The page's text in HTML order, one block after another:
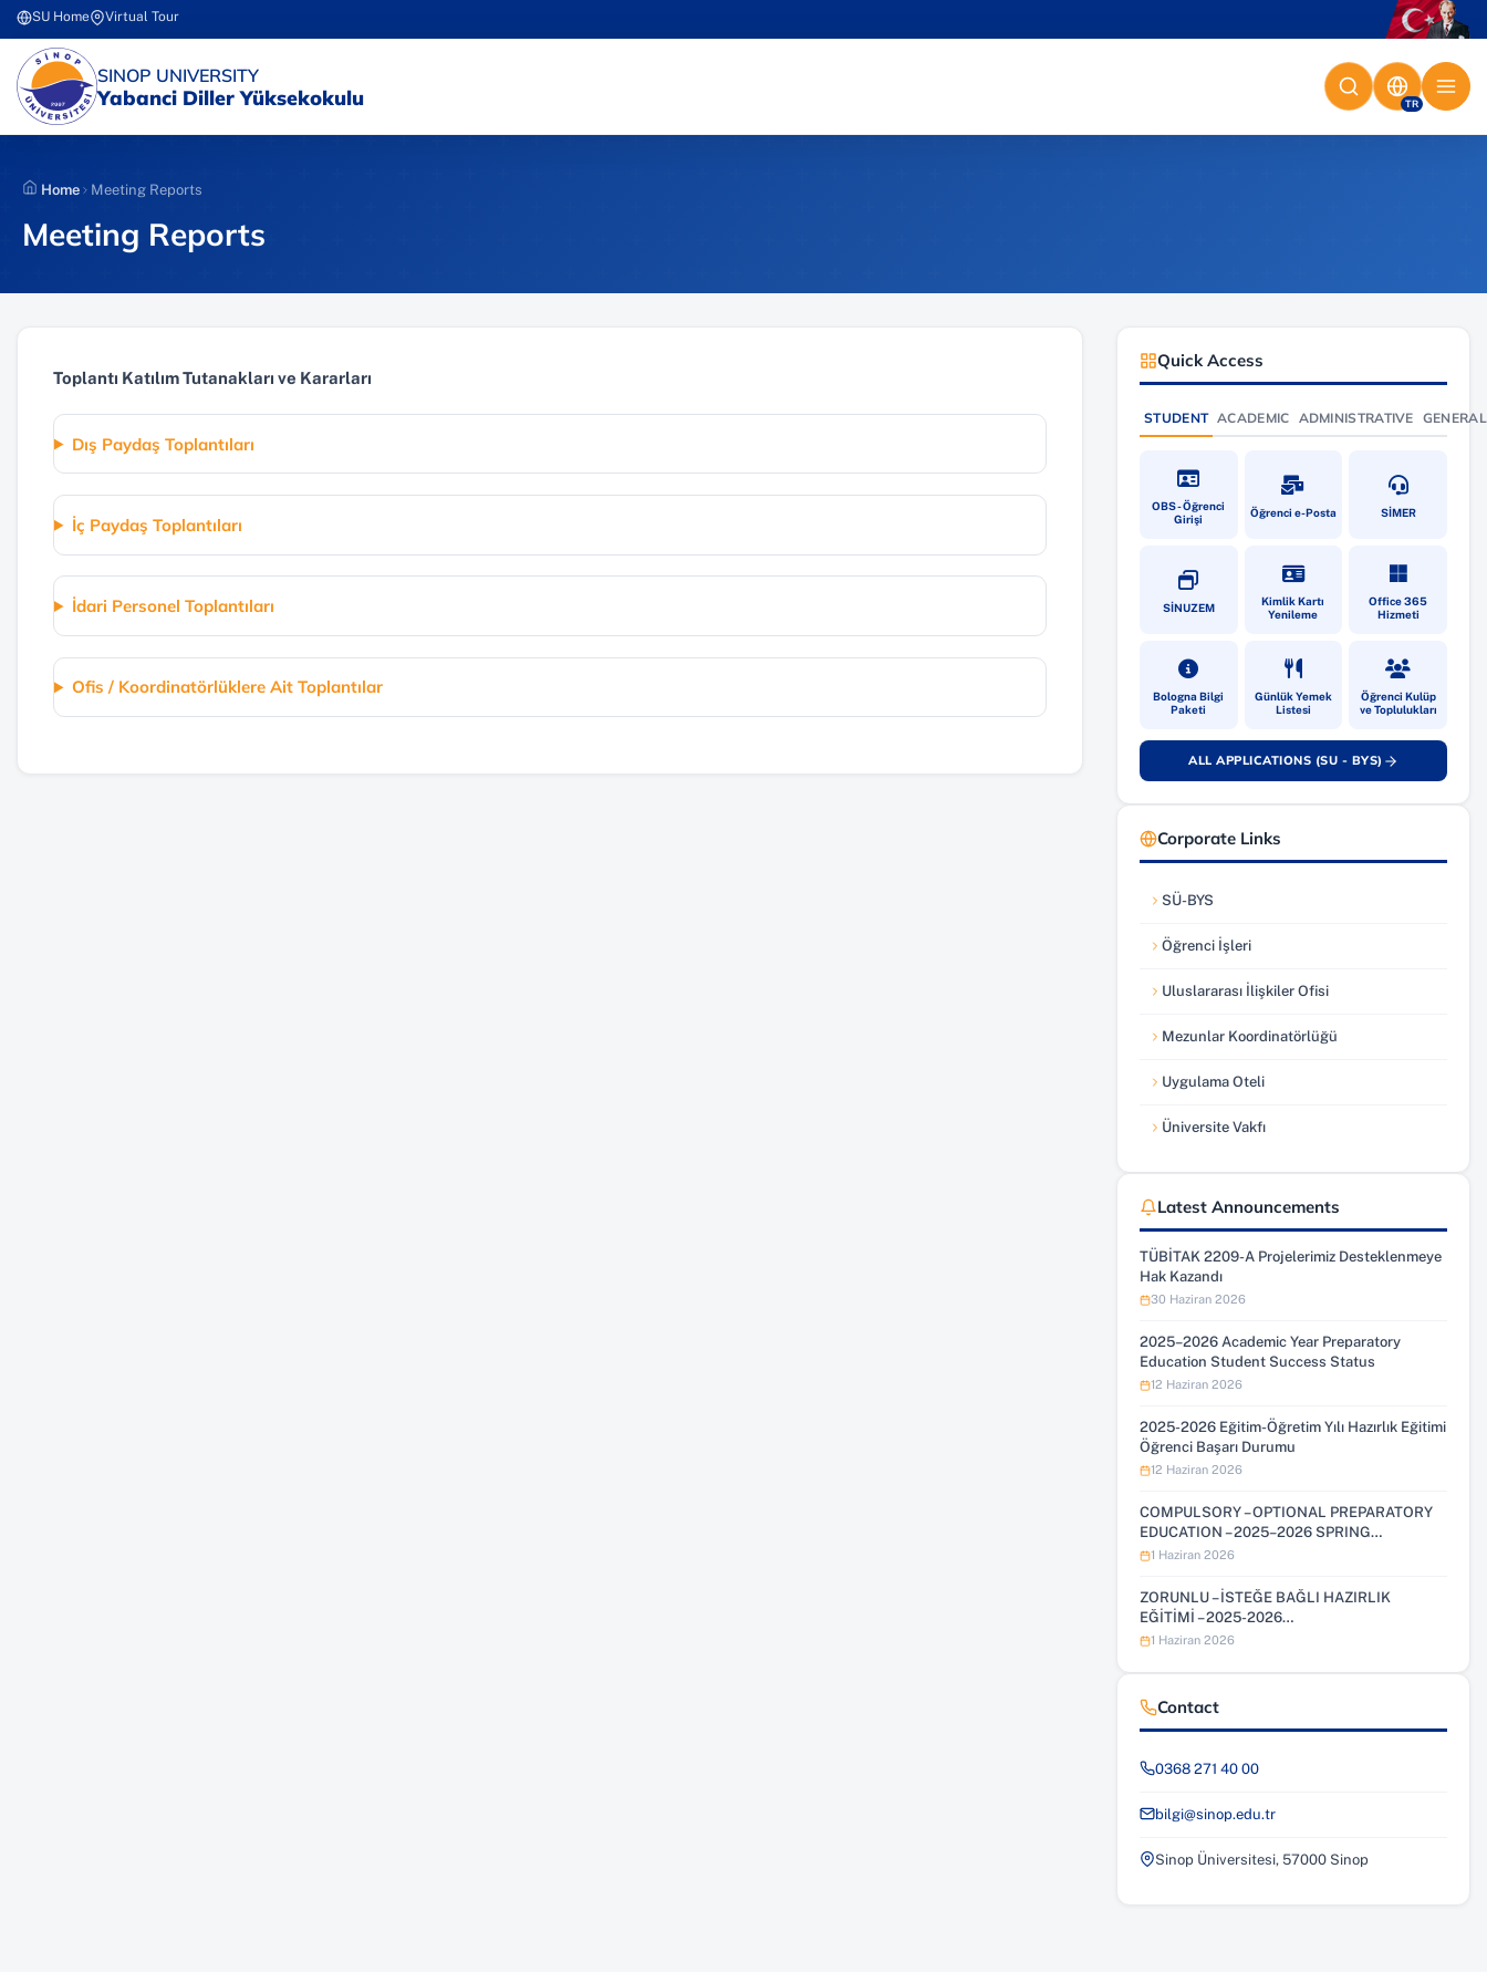
Skip
to
content
SU Home
(yeni sekmede açılır)
Virtual Tour
(yeni sekmede açılır)
SINOP UNIVERSITY(YENI SEKMEDE AÇILIR)
Yabanci Diller Yüksekokulu TR
Home Meeting Reports
Meeting Reports
Toplantı Katılım Tutanakları ve Kararları
Dış Paydaş Toplantıları
İç Paydaş Toplantıları
İdari Personel Toplantıları
Ofis / Koordinatörlüklere Ait Toplantılar
Quick Access
STUDENT ACADEMIC ADMINISTRATIVE GENERAL
OBS - Öğrenci
Girişi
(yeni sekmede açılır)
Öğrenci e-Posta(yeni sekmede açılır)
SİMER(yeni
SİNUZEM(yeni sekmede açılır)
Kimlik Kartı
Yenileme
(yeni sekmede açılır)
Office 365
Hizmeti
(yeni
Bologna Bilgi
Paketi
(yeni sekmede açılır)
Günlük Yemek
Listesi
(yeni sekmede açılır)
Öğrenci Kulüp
ve Toplulukları
(yeni
ALL APPLICATIONS (SU - BYS)
(yeni sekmede açılır)
Corporate Links
SÜ-BYS
(yeni sekmede açılır)
Öğrenci İşleri
(yeni sekmede açılır)
Uluslararası İlişkiler Ofisi
(yeni sekmede açılır)
Mezunlar Koordinatörlüğü
(yeni sekmede açılır)
Uygulama Oteli
(yeni sekmede açılır)
Üniversite Vakfı
(yeni sekmede açılır)
Latest Announcements
TÜBİTAK 2209-A Projelerimiz Desteklenmeye
Hak Kazandı
30 Haziran 2026
2025–2026 Academic Year Preparatory
Education Student Success Status
12 Haziran 2026
2025-2026 Eğitim-Öğretim Yılı Hazırlık Eğitimi
Öğrenci Başarı Durumu
12 Haziran 2026
COMPULSORY – OPTIONAL PREPARATORY
EDUCATION – 2025–2026 SPRING…
1 Haziran 2026
ZORUNLU – İSTEĞE BAĞLI HAZIRLIK
EĞİTİMİ – 2025-2026…
1 Haziran 2026
Contact
0368 271 40 00
bilgi@sinop.edu.tr
Sinop Üniversitesi, 57000 Sinop